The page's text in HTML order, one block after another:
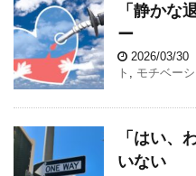
「静かな
ー
2026/03/30
ト , モチベー
「はい、
いない